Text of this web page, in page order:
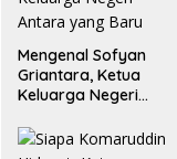
Mengenal Sofyan
Griantara, Ketua
Keluarga Negeri